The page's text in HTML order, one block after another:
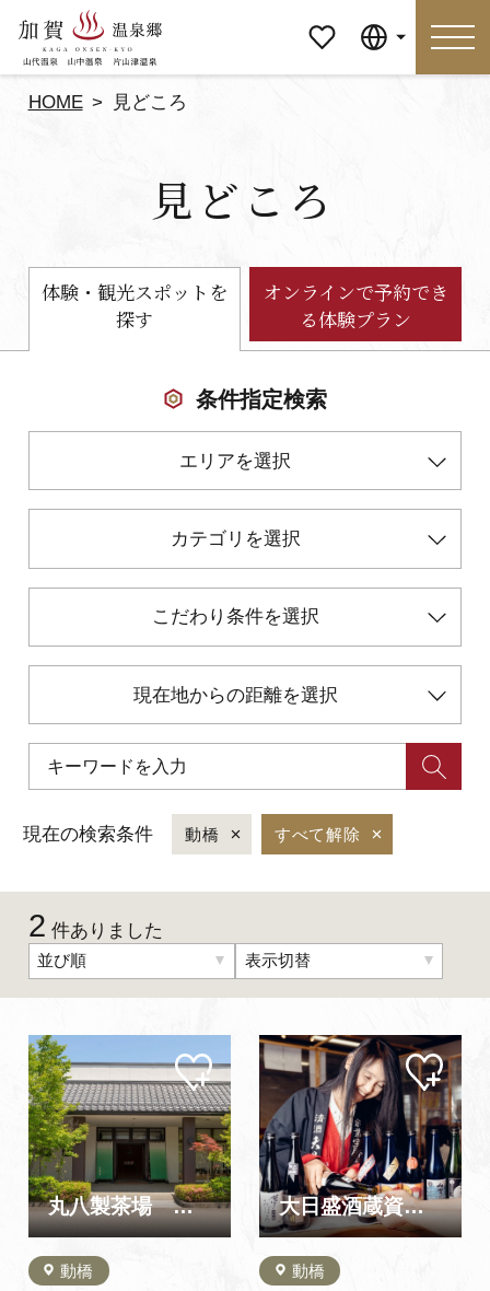
ージ
見どころ 食べる
イベント
アクセス
マイページ
初めての加賀温泉郷
加賀に泊まって！北陸巡り♪
ご当地グルメ
加賀 旅先納税
お知らせ
動画を見る
パンフレットダウンロード
写真ダウンロード
プライバシーポリシー
HOME 見どころ
見どころ
体験・観光スポットを
探す
オンラインで予約でき
る体験プラン
条件指定検索
エリアを選択
カテゴリを選択
こだわり条件を選択
現在地からの距離を選択
現在の検索条件 動橋 すべて解除
2 件ありました
並び順 表示切替
丸八製茶場 本店
動橋
マイ
ペー
ジに
追加
大日盛酒蔵資料館（橋本酒造）
動橋
マイ
ペー
ジに
追加